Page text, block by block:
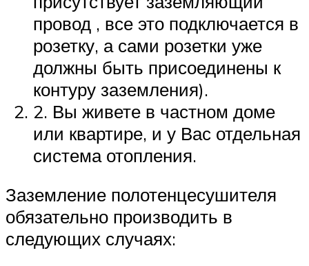
провод , все это подключается в
розетку, а сами розетки уже
должны быть присоединены к
контуру заземления).
2. Вы живете в частном доме
или квартире, и у Вас отдельная
система отопления.
Заземление полотенцесушителя
обязательно производить в
следующих случаях: